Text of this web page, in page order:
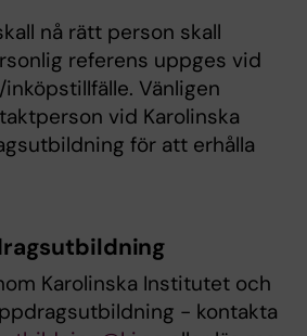
nå rätt person skall
referens uppges vid
Vänligen
vid Karolinska
för att erhålla
Karolinska Institutet och
- kontakta